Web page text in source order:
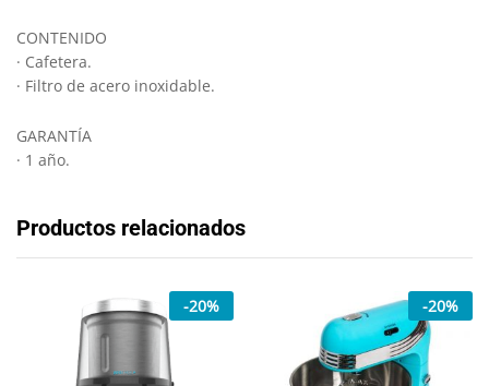
CONTENIDO
· Cafetera.
· Filtro de acero inoxidable.
GARANTÍA
· 1 año.
Productos relacionados
-20% -20%